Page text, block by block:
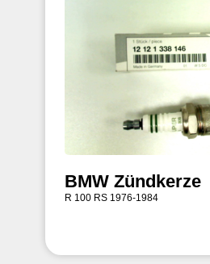
BMW Zündkerze
R 100 RS 1976-1984